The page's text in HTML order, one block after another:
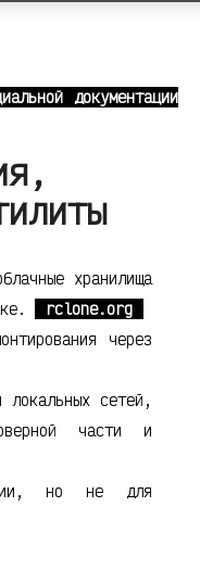
документации
хранилища
rclone.org
через
сетей,
части и
но не для